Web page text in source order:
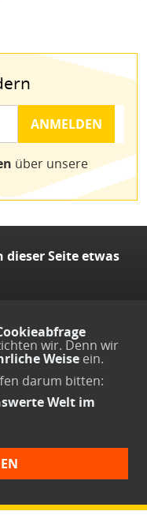
über unsere
dieser Seite etwas
wir. Denn wir
Weise ein.
darum bitten:
Welt im